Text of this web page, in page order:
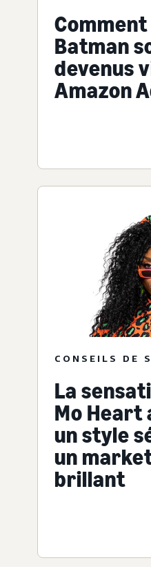
Batman
devenus
Amazon
CONSEILS DE
La
Mo Heart
un style
un
brillant